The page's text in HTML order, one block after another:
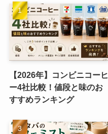
【2026年】コンビニコーヒ
ー4社比較！値段と味のお
すすめランキング